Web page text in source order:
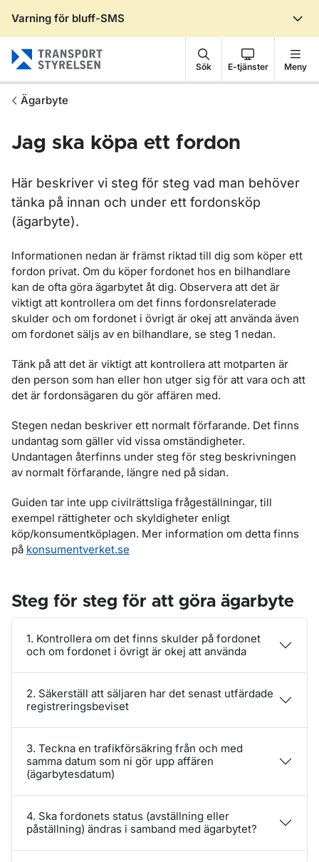
Varning för bluff-SMS
Sök E-tjänster Meny
Ägarbyte
Jag ska köpa ett fordon
Här beskriver vi steg för steg vad man behöver
tänka på innan och under ett fordonsköp
(ägarbyte).
Informationen nedan är främst riktad till dig som köper ett
fordon privat. Om du köper fordonet hos en bilhandlare
kan de ofta göra ägarbytet åt dig. Observera att det är
viktigt att kontrollera om det finns fordonsrelaterade
skulder och om fordonet i övrigt är okej att använda även
om fordonet säljs av en bilhandlare, se steg 1 nedan.
Tänk på att det är viktigt att kontrollera att motparten är
den person som han eller hon utger sig för att vara och att
det är fordonsägaren du gör affären med.
Stegen nedan beskriver ett normalt förfarande. Det finns
undantag som gäller vid vissa omständigheter.
Undantagen återfinns under steg för steg beskrivningen
av normalt förfarande, längre ned på sidan.
Guiden tar inte upp civilrättsliga frågeställningar, till
exempel rättigheter och skyldigheter enligt
köp/konsumentköplagen. Mer information om detta finns
på konsumentverket.se
Steg för steg för att göra ägarbyte
1. Kontrollera om det finns skulder på fordonet
och om fordonet i övrigt är okej att använda
2. Säkerställ att säljaren har det senast utfärdade
registreringsbeviset
3. Teckna en trafikförsäkring från och med
samma datum som ni gör upp affären
(ägarbytesdatum)
4. Ska fordonets status (avställning eller
påställning) ändras i samband med ägarbytet?